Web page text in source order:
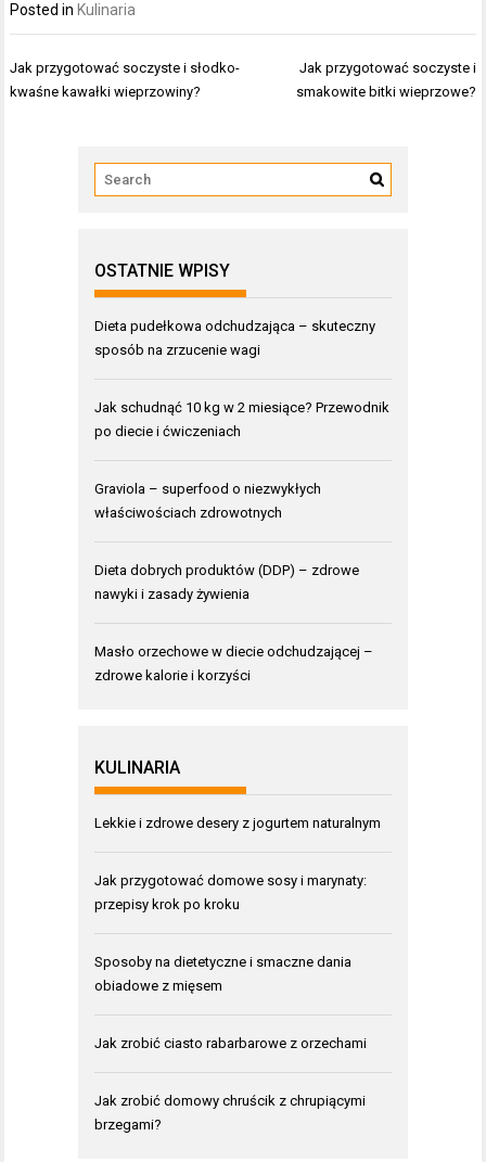
Posted in Kulinaria
Nawigacja
wpisu
Jak przygotować soczyste i słodko-
kwaśne kawałki wieprzowiny?
Jak przygotować soczyste i
smakowite bitki wieprzowe?
OSTATNIE WPISY
Dieta pudełkowa odchudzająca – skuteczny
sposób na zrzucenie wagi
Jak schudnąć 10 kg w 2 miesiące? Przewodnik
po diecie i ćwiczeniach
Graviola – superfood o niezwykłych
właściwościach zdrowotnych
Dieta dobrych produktów (DDP) – zdrowe
nawyki i zasady żywienia
Masło orzechowe w diecie odchudzającej –
zdrowe kalorie i korzyści
KULINARIA
Lekkie i zdrowe desery z jogurtem naturalnym
Jak przygotować domowe sosy i marynaty:
przepisy krok po kroku
Sposoby na dietetyczne i smaczne dania
obiadowe z mięsem
Jak zrobić ciasto rabarbarowe z orzechami
Jak zrobić domowy chruścik z chrupiącymi
brzegami?